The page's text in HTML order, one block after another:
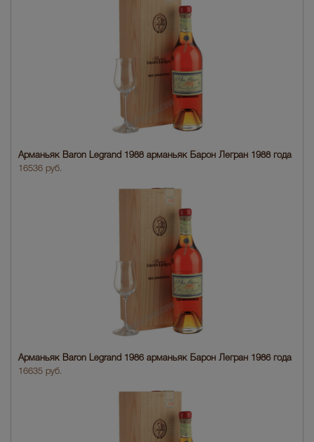
Арманьяк Baron Legrand 1988 арманьяк Барон Легран 1988 года
16536 руб.
Арманьяк Baron Legrand 1986 арманьяк Барон Легран 1986 года
16635 руб.